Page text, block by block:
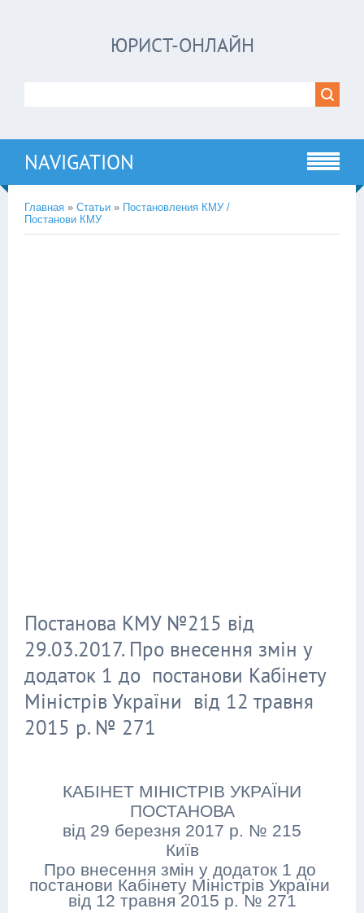
ЮРИСТ-ОНЛАЙН
NAVIGATION
Главная » Статьи » Постановления КМУ /
Постанови КМУ
Постанова КМУ №215 від
29.03.2017. Про внесення змін у
додаток 1 до постанови Кабінету
Міністрів України від 12 травня
2015 р. № 271
КАБІНЕТ МІНІСТРІВ УКРАЇНИ
ПОСТАНОВА
від 29 березня 2017 р. № 215
Київ
Про внесення змін у додаток 1 до
постанови Кабінету Міністрів України
від 12 травня 2015 р. № 271